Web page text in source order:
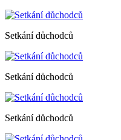
Setkání důchodců
Setkání důchodců
Setkání důchodců